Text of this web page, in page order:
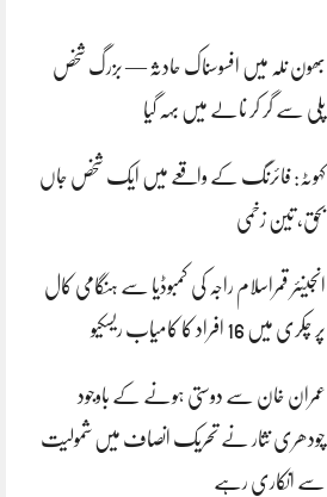
بھون نلہ میں افسوسناک حادثہ — بزرگ شخص
پلی سے گر کر نالے میں بہہ گیا
کہوٹہ: فائرنگ کے واقعے میں ایک شخص جاں
بحق، تین زخمی
انجینئر قمراسلام راجہ کی کمبوڈیا سے ہنگامی کال
پر چکری میں 16 افراد کا کامیاب ریسکیو
عمران خان سے دوستی ہونے کے باوجود
چودھری نثار نے تحریک انصاف میں شمولیت
سے انکاری رہے